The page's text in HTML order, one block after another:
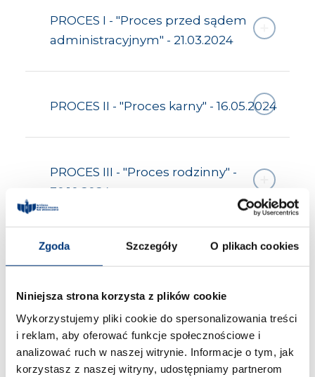
Zgoda Szczegóły O plikach cookies
Niniejsza strona korzysta z plików cookie
Wykorzystujemy pliki cookie do spersonalizowania treści
i reklam, aby oferować funkcje społecznościowe i
analizować ruch w naszej witrynie. Informacje o tym, jak
korzystasz z naszej witryny, udostępniamy partnerom
PROCES I - "Proces przed sądem
administracyjnym" - 21.03.2024
PROCES II - "Proces karny" - 16.05.2024
PROCES III - "Proces rodzinny" -
30.10.2024
PROCES V - „Proces przed sądem
pracy” - 5.12.2024